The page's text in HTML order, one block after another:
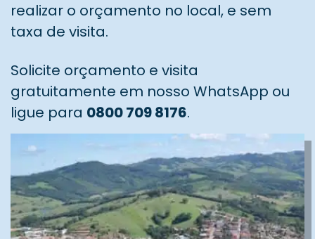
realizar o orçamento no local, e sem
taxa de visita.
Solicite orçamento e visita
gratuitamente em nosso WhatsApp ou
ligue para 0800 709 8176.